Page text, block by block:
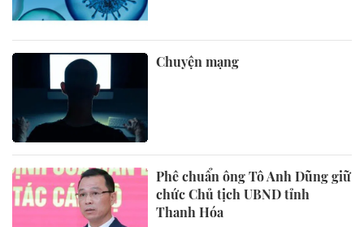
Chuyện mạng
Phê chuẩn ông Tô Anh Dũng giữ
chức Chủ tịch UBND tỉnh
Thanh Hóa